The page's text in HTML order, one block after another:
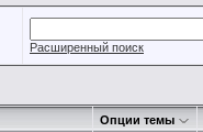
Расширенный поиск
Опции темы